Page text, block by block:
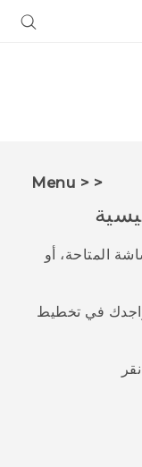
< < Menu
المتاحة، أو
في تخطيط